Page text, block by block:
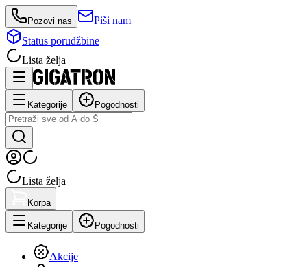
Pozovi nas
Piši nam
Status porudžbine
Lista želja
Kategorije Pogodnosti
Lista želja
Korpa
Kategorije Pogodnosti
Akcije